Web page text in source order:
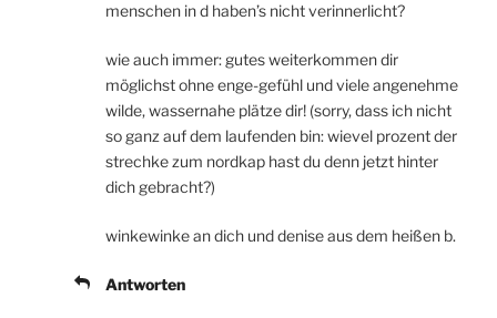
menschen in d haben’s nicht verinnerlicht?
wie auch immer: gutes weiterkommen dir
möglichst ohne enge-gefühl und viele angenehme
wilde, wassernahe plätze dir! (sorry, dass ich nicht
so ganz auf dem laufenden bin: wievel prozent der
strechke zum nordkap hast du denn jetzt hinter
dich gebracht?)
winkewinke an dich und denise aus dem heißen b.
Antworten